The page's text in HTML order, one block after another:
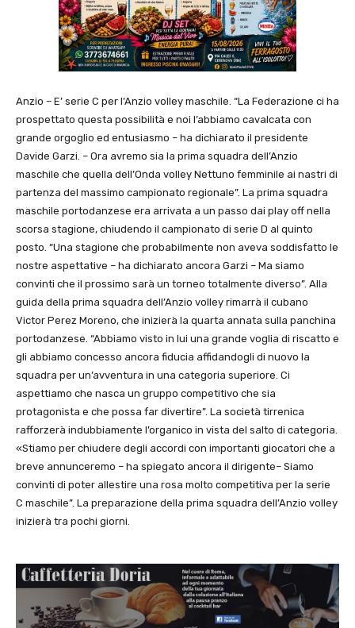
Anzio – E’ serie C per l’Anzio volley maschile. “La Federazione ci ha
prospettato questa possibilità e noi l’abbiamo cavalcata con
grande orgoglio ed entusiasmo – ha dichiarato il presidente
Davide Garzi. – Ora avremo sia la prima squadra dell’Anzio
maschile che quella dell’Onda volley Nettuno femminile ai nastri di
partenza del massimo campionato regionale”. La prima squadra
maschile portodanzese era arrivata a un passo dai play off nella
scorsa stagione, chiudendo il campionato di serie D al quinto
posto. “Una stagione che probabilmente non aveva soddisfatto le
nostre aspettative – ha dichiarato ancora Garzi – Ma siamo
convinti che il prossimo sarà un torneo totalmente diverso”. Alla
guida della prima squadra dell’Anzio volley rimarrà il cubano
Victor Perez Moreno, che inizierà la quarta annata sulla panchina
portodanzese. “Abbiamo visto in lui una grande voglia di riscatto e
gli abbiamo concesso ancora fiducia affidandogli di nuovo la
squadra per un’avventura in una categoria superiore. Ci
aspettiamo che nasca un gruppo competitivo che sia
protagonista e che possa far divertire”. La società tirrenica
rafforzerà indubbiamente l’organico in vista del salto di categoria.
«Stiamo per chiudere degli accordi con importanti giocatori che a
breve annunceremo – ha spiegato ancora il dirigente– Siamo
convinti di poter allestire una rosa molto competitiva per la serie
C maschile”. La preparazione della prima squadra dell’Anzio volley
inizierà tra pochi giorni.